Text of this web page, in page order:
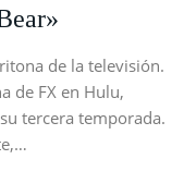
de la televisión.
de FX en Hulu,
tercera temporada.